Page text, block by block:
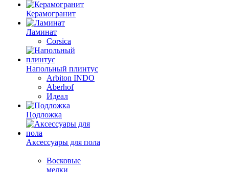
Керамогранит
Ламинат
Corsica
Напольный плинтус
Arbiton INDO
Aberhof
Идеал
Подложка
Аксессуары для пола
Восковые
мелки